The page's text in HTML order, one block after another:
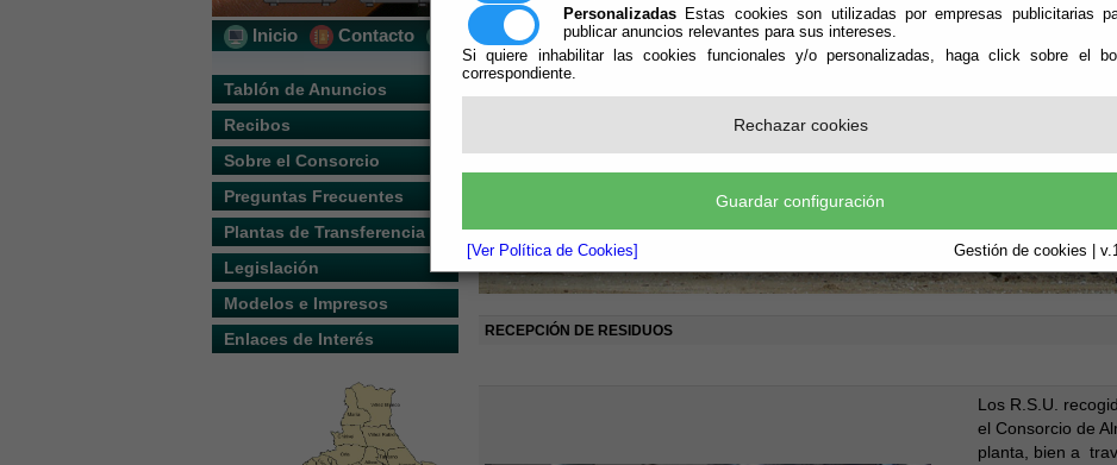
Personalizadas Estas cookies son utilizadas por empresas publicitarias
publicar anuncios relevantes para sus intereses.
Si quiere inhabilitar las cookies funcionales y/o personalizadas, haga click sobre el
correspondiente.
Rechazar cookies
Guardar configuración
[Ver Política de Cookies] Gestión de cookies |
Inicio Contacto Localización Quién Somos
Tablón de Anuncios
Recibos
Sobre el Consorcio
Preguntas Frecuentes
Plantas de Transferencia
Legislación
Modelos e Impresos
Enlaces de Interés
Usted se encuentra aquí:
RECEPCIÓN DE RESIDUOS
Los R.S.U.
el Consorcio de
planta, bien a